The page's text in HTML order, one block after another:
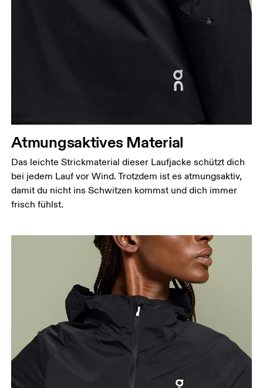
Atmungsaktives Material
Das leichte Strickmaterial dieser Laufjacke schützt dich
bei jedem Lauf vor Wind. Trotzdem ist es atmungsaktiv,
damit du nicht ins Schwitzen kommst und dich immer
frisch fühlst.